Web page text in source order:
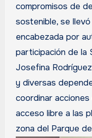
compromisos de
sostenible, se
encabezada por
participación de la
Josefina
y diversas
coordinar
acceso libre a las
zona del Parque